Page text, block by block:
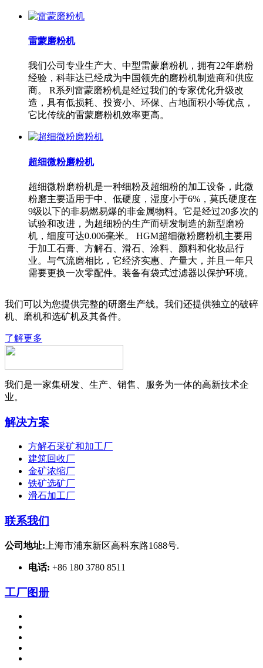
雷蒙磨粉机
我们公司专业生产大、中型雷蒙磨粉机，拥有22年磨粉
经验，科菲达已经成为中国领先的磨粉机制造商和供应
商。 R系列雷蒙磨粉机是经过我们的专家优化升级改
造，具有低损耗、投资小、环保、占地面积小等优点，
它比传统的雷蒙磨粉机效率更高。
超细微粉磨粉机
超细微粉磨粉机是一种细粉及超细粉的加工设备，此微
粉磨主要适用于中、低硬度，湿度小于6%，莫氏硬度在
9级以下的非易燃易爆的非金属物料。它是经过20多次的
试验和改进，为超细粉的生产而研发制造的新型磨粉
机，细度可达0.006毫米。 HGM超细微粉磨粉机主要用
于加工石膏、方解石、滑石、涂料、颜料和化妆品行
业。与气流磨相比，它经济实惠、产量大，并且一年只
需要更换一次零配件。装备有袋式过滤器以保护环境。
我们可以为您提供完整的研磨生产线。我们还提供独立的破碎
机、磨机和选矿机及其备件。
了解更多
我们是一家集研发、生产、销售、服务为一体的高新技术企
业。
解决方案
方解石采矿和加工厂
建筑回收厂
金矿浓缩厂
铁矿选矿厂
滑石加工厂
联系我们
公司地址: 上海市浦东新区高科东路1688号.
电话: +86 180 3780 8511
工厂图册